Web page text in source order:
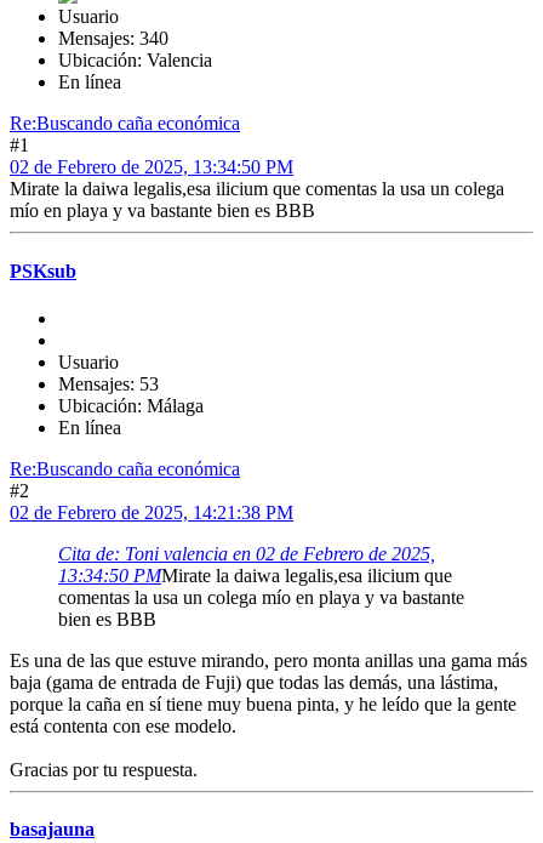
Usuario
Mensajes: 340
Ubicación: Valencia
En línea
Re:Buscando caña económica
#1
02 de Febrero de 2025, 13:34:50 PM
Mirate la daiwa legalis,esa ilicium que comentas la usa un colega
mío en playa y va bastante bien es BBB
PSKsub
Usuario
Mensajes: 53
Ubicación: Málaga
En línea
Re:Buscando caña económica
#2
02 de Febrero de 2025, 14:21:38 PM
Cita de: Toni valencia en 02 de Febrero de 2025,
13:34:50 PMMirate la daiwa legalis,esa ilicium que
comentas la usa un colega mío en playa y va bastante
bien es BBB
Es una de las que estuve mirando, pero monta anillas una gama más
baja (gama de entrada de Fuji) que todas las demás, una lástima,
porque la caña en sí tiene muy buena pinta, y he leído que la gente
está contenta con ese modelo.
Gracias por tu respuesta.
basajauna